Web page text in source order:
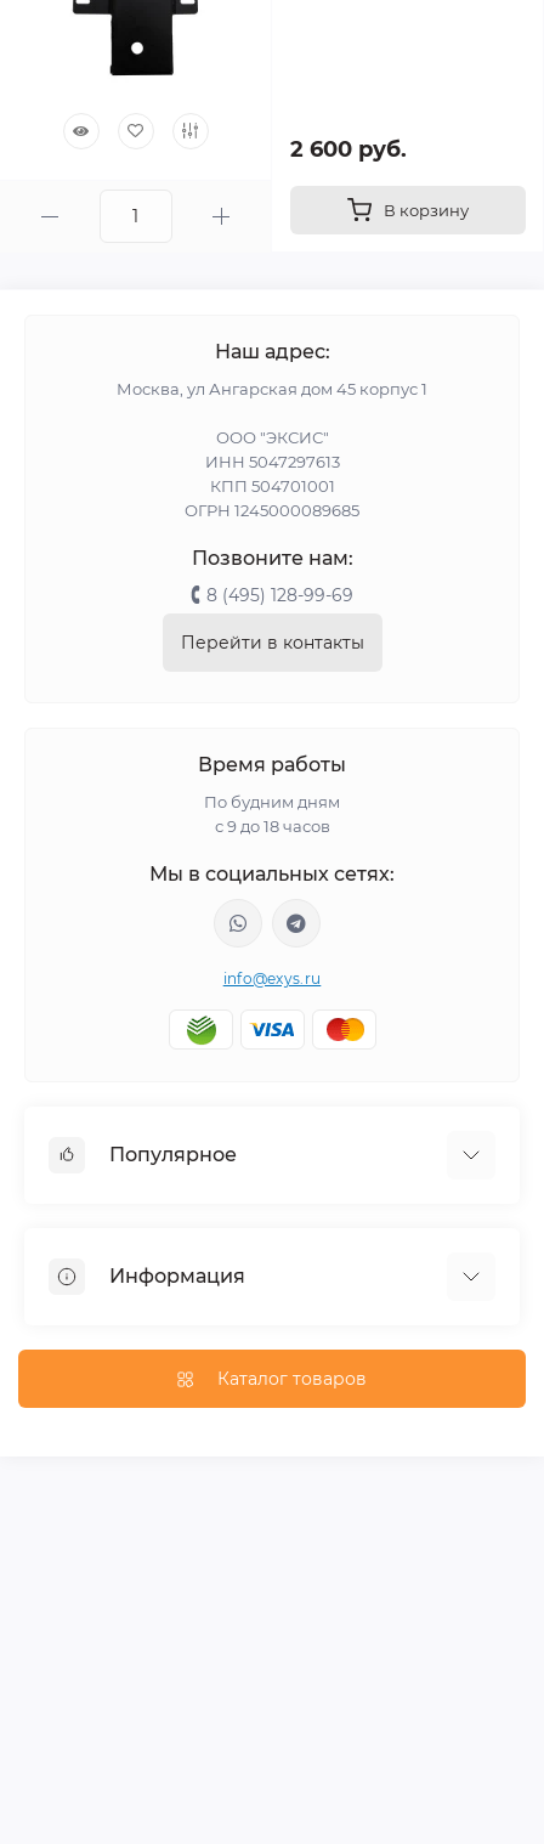
2 600 руб.
В корзину
Наш адрес:
Москва, ул Ангарская дом 45 корпус 1
ООО "ЭКСИС"
ИНН 5047297613
КПП 504701001
ОГРН 1245000089685
Позвоните нам:
8 (495) 128-99-69
Перейти в контакты
Время работы
По будним дням
с 9 до 18 часов
Мы в социальных сетях:
info@exys.ru
Популярное
Багажники на крышу
Информация
Доставка по Санкт-Петербургу
Доставка по России
Каталог товаров